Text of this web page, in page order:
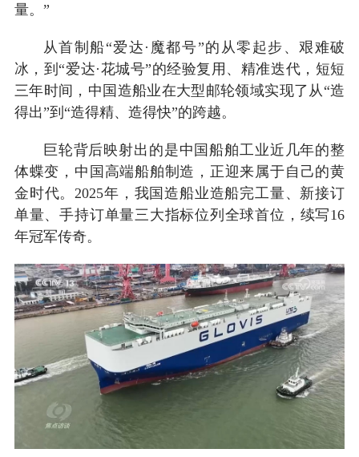
量。”
从首制船“爱达·魔都号”的从零起步、艰难破
冰，到“爱达·花城号”的经验复用、精准迭代，短短
三年时间，中国造船业在大型邮轮领域实现了从“造
得出”到“造得精、造得快”的跨越。
巨轮背后映射出的是中国船舶工业近几年的整
体蝶变，中国高端船舶制造，正迎来属于自己的黄
金时代。2025年，我国造船业造船完工量、新接订
单量、手持订单量三大指标位列全球首位，续写16
年冠军传奇。